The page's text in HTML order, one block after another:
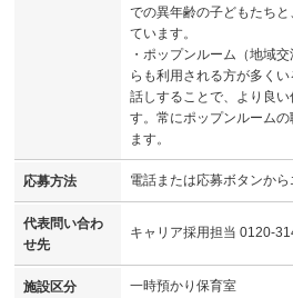
での異年齢の子どもたち
ています。
・ポップンルーム（地域
らも利用される方が多く
話しすることで、より良
す。常にポップンルーム
ます。
応募方法 電話または応募ボタンから
代表問い合わ
せ先
キャリア採用担当 0120-
施設区分 一時預かり保育室